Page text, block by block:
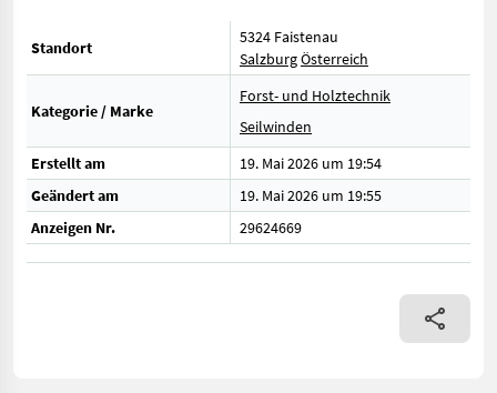
Standort
5324 Faistenau
SalzburgÖsterreich
Kategorie / Marke
Forst- und Holztechnik
Seilwinden
Erstellt am
19. Mai 2026 um 19:54
Geändert am
19. Mai 2026 um 19:55
Anzeigen Nr.
29624669